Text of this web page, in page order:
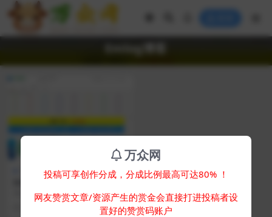
主题美化 免费专区
Emlog6.0资源模板源码 带自
动采集、带自助广告系统、带
数据到手直接运营
简介： Emlog6.0资源模板源码 带
自动采集、带自助广告系统、带数
0
万众网
投稿可享创作分成，分成比例最高可达80% ！
网友赞赏文章/资源产生的赏金会直接打进投稿者设
置好的赞赏码账户